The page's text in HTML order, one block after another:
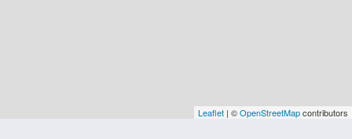
VorarlbergLeaflet | ©OpenStreetMapcontributors